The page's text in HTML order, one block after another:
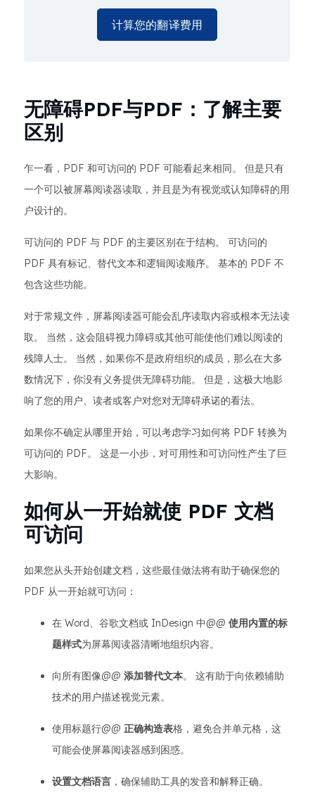
计算您的翻译费用
无障碍PDF与PDF：了解主要
区别
乍一看，PDF 和可访问的 PDF 可能看起来相同。 但是只有
一个可以被屏幕阅读器读取，并且是为有视觉或认知障碍的用
户设计的。
可访问的 PDF 与 PDF 的主要区别在于结构。 可访问的
PDF 具有标记、替代文本和逻辑阅读顺序。 基本的 PDF 不
包含这些功能。
对于常规文件，屏幕阅读器可能会乱序读取内容或根本无法读
取。 当然，这会阻碍视力障碍或其他可能使他们难以阅读的
残障人士。 当然，如果你不是政府组织的成员，那么在大多
数情况下，你没有义务提供无障碍功能。 但是，这极大地影
响了您的用户、读者或客户对您对无障碍承诺的看法。
如果你不确定从哪里开始，可以考虑学习如何将 PDF 转换为
可访问的 PDF。 这是一小步，对可用性和可访问性产生了巨
大影响。
如何从一开始就使 PDF 文档
可访问
如果您从头开始创建文档，这些最佳做法将有助于确保您的
PDF 从一开始就可访问：
在 Word、谷歌文档或 InDesign 中@@ 使用内置的标
题样式为屏幕阅读器清晰地组织内容。
向所有图像@@ 添加替代文本。 这有助于向依赖辅助
技术的用户描述视觉元素。
使用标题行@@ 正确构造表格，避免合并单元格，这
可能会使屏幕阅读器感到困惑。
设置文档语言 ，确保辅助工具的发音和解释正确。